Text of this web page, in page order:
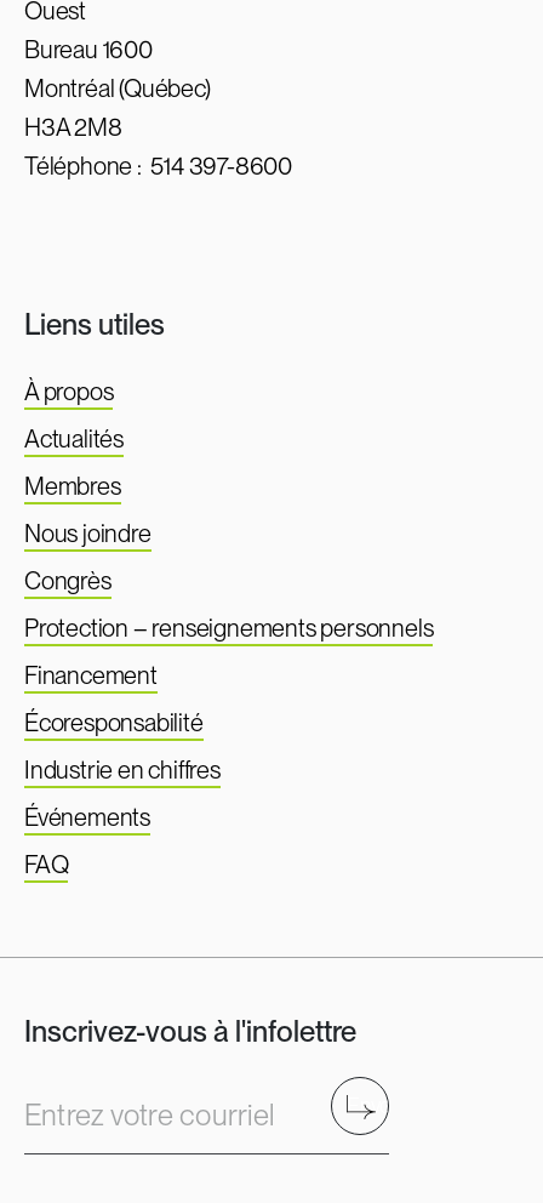
Ouest
Bureau 1600
Montréal (Québec)
H3A 2M8
Téléphone :514 397-8600
Liens utiles
À propos
Actualités
Membres
Nous joindre
Congrès
Protection – renseignements personnels
Financement
Écoresponsabilité
Industrie en chiffres
Événements
FAQ
Inscrivez-vous à l'infolettre
Entrez votre courriel Envoyer